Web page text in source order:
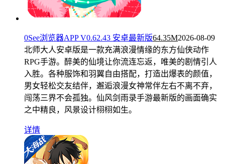
0See浏览器APP V0.62.43 安卓最新版64.35M2026-08-09
北师大人安卓版是一款充满浪漫情缘的东方仙侠动作
RPG手游。醉美的仙境让你流连忘返，唯美的剧情引人
入胜。各种服饰和羽翼自由搭配，打造出爆表的颜值，
男女轻松交友结伴，邂逅浪漫女神常伴左右不离不弃，
闯荡三界不会孤独。仙风剑雨录手游最新版的画面确实
之中精良，风景设计栩栩如生。
详情